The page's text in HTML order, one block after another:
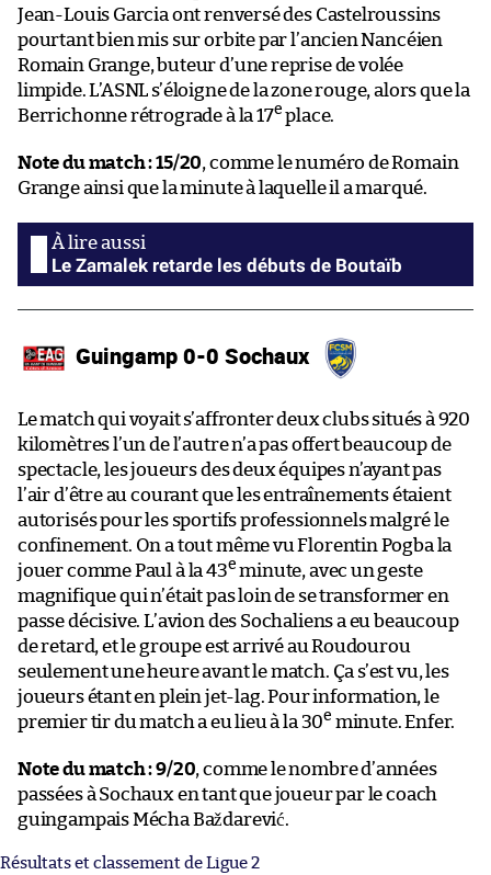
Jean-Louis Garcia ont renversé des Castelroussins
pourtant bien mis sur orbite par l’ancien Nancéien
Romain Grange, buteur d’une reprise de volée
limpide. L’ASNL s’éloigne de la zone rouge, alors que la
Berrichonne rétrograde à la 17e place.
Note du match : 15/20, comme le numéro de Romain
Grange ainsi que la minute à laquelle il a marqué.
Le Zamalek retarde les débuts de Boutaïb
Guingamp 0-0 Sochaux
Le match qui voyait s’affronter deux clubs situés à 920
kilomètres l’un de l’autre n’a pas offert beaucoup de
spectacle, les joueurs des deux équipes n’ayant pas
l’air d’être au courant que les entraînements étaient
autorisés pour les sportifs professionnels malgré le
confinement. On a tout même vu Florentin Pogba la
jouer comme Paul à la 43e minute, avec un geste
magnifique qui n’était pas loin de se transformer en
passe décisive. L’avion des Sochaliens a eu beaucoup
de retard, et le groupe est arrivé au Roudourou
seulement une heure avant le match. Ça s’est vu, les
joueurs étant en plein jet-lag. Pour information, le
premier tir du match a eu lieu à la 30e minute. Enfer.
Note du match : 9/20, comme le nombre d’années
passées à Sochaux en tant que joueur par le coach
guingampais Mécha Baždarević.
Résultats et classement de Ligue 2